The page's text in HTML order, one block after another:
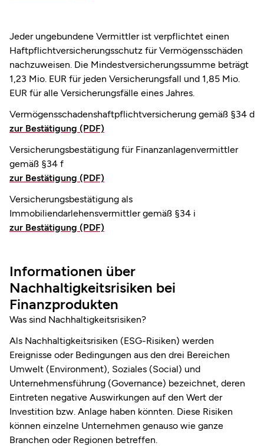
Jeder ungebundene Vermittler ist verpflichtet einen
Haftpflichtversicherungsschutz für Vermögensschäden
nachzuweisen. Die Mindestversicherungssumme beträgt
1,23 Mio. EUR für jeden Versicherungsfall und 1,85 Mio.
EUR für alle Versicherungsfälle eines Jahres.
Vermögensschadenshaftpflichtversicherung gemäß §34 d
zur Bestätigung (PDF)
Versicherungsbestätigung für Finanzanlagenvermittler
gemäß §34 f
zur Bestätigung (PDF)
Versicherungsbestätigung als
Immobiliendarlehensvermittler gemäß §34 i
zur Bestätigung (PDF)
Informationen über
Nachhaltigkeitsrisiken bei
Finanzprodukten
Was sind Nachhaltigkeitsrisiken?
Als Nachhaltigkeitsrisiken (ESG-Risiken) werden
Ereignisse oder Bedingungen aus den drei Bereichen
Umwelt (Environment), Soziales (Social) und
Unternehmensführung (Governance) bezeichnet, deren
Eintreten negative Auswirkungen auf den Wert der
Investition bzw. Anlage haben könnten. Diese Risiken
können einzelne Unternehmen genauso wie ganze
Branchen oder Regionen betreffen.